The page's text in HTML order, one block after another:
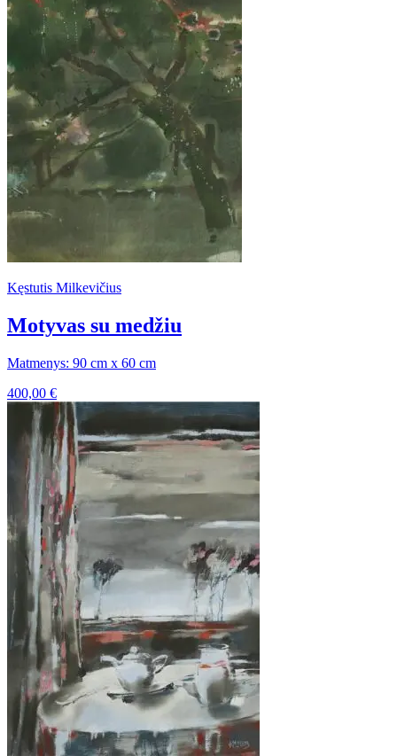
Kęstutis Milkevičius
Motyvas su medžiu
Matmenys: 90 cm x 60 cm
400,00 €